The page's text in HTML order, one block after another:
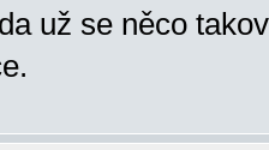
už se něco